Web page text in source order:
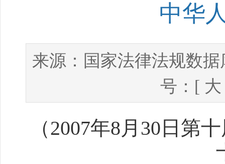
中华
来源： 国家法律法规数据
号：[ 大
（2007年8月30日第